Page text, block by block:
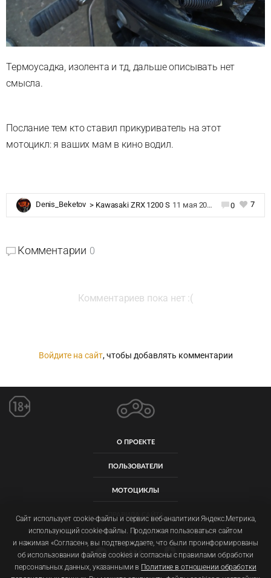
Термоусадка, изолента и тд, дальше описывать нет
смысла.
Послание тем кто ставил прикуриватель на этот
мотоцикл: я ваших мам в кино водил.
Denis_Beketov > Kawasaki ZRX 1200 S 11 мая 2021 в 17:24 0 7
Комментарии 0
Комментариев пока нет :(
Войдите на сайт, чтобы добавлять комментарии
О ПРОЕКТЕ
ПОЛЬЗОВАТЕЛИ
МОТОЦИКЛЫ
ПРАВИЛА САЙТА
Сайт использует cookie-файлы и сервис веб-аналитики Яндекс.Метрика,
использующий cookie-файлы. Продолжая пользоваться сайтом
и нажимая «Согласен», вы подтверждаете, что были проинформированы
об использовании файлов cookies и согласны с правилами обработки
персональных данных, указанными в Политике в отношении обработки